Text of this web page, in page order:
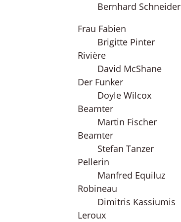
Bernhard Schneider
Frau Fabien
Brigitte Pinter
Rivière
David McShane
Der Funker
Doyle Wilcox
Beamter
Martin Fischer
Beamter
Stefan Tanzer
Pellerin
Manfred Equiluz
Robineau
Dimitris Kassiumis
Leroux